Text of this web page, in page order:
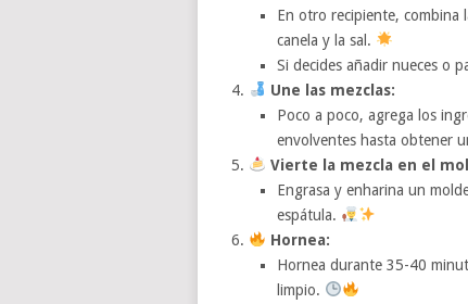
En otro recipiente, combina
canela y la sal.
Si decides añadir nueces o
Une las mezclas:
Poco a poco, agrega los
envolventes hasta obtener
Vierte la mezcla en el
Engrasa y enharina un
espátula.
Hornea:
Hornea durante 35-40
limpio.